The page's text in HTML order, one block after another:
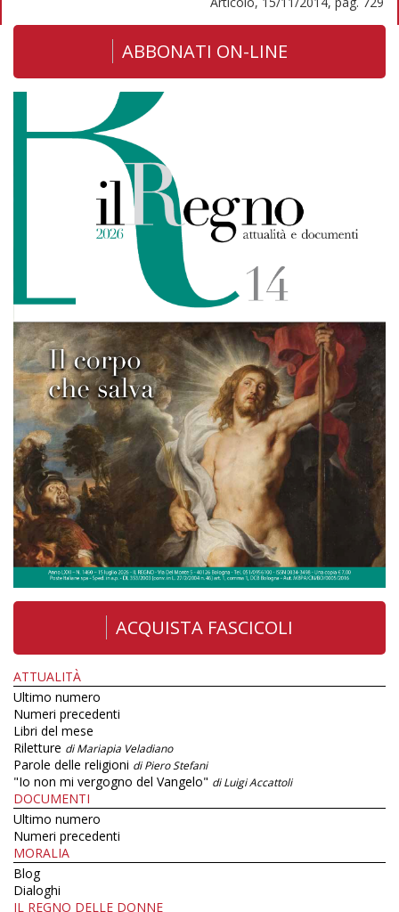
ABBONATI ON-LINE
ACQUISTA FASCICOLI
ATTUALITÀ
Ultimo numero
Numeri precedenti
Libri del mese
Riletture di Mariapia Veladiano
Parole delle religioni di Piero Stefani
"Io non mi vergogno del Vangelo" di Luigi Accattoli
DOCUMENTI
Ultimo numero
Numeri precedenti
MORALIA
Blog
Dialoghi
IL REGNO DELLE DONNE